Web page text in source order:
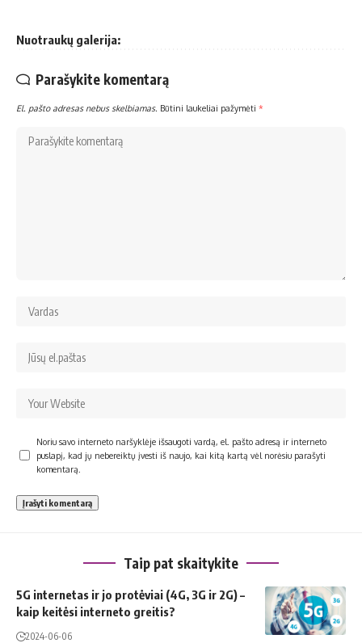
Nuotraukų galerija:
Parašykite komentarą
El. pašto adresas nebus skelbiamas. Būtini laukeliai pažymėti *
Noriu savo interneto naršyklėje išsaugoti vardą, el. pašto adresą ir interneto
puslapį, kad jų nebereiktų įvesti iš naujo, kai kitą kartą vėl norėsiu parašyti
komentarą.
Taip pat skaitykite
5G internetas ir jo protėviai (4G, 3G ir 2G) –
kaip keitėsi interneto greitis?
2024-06-06